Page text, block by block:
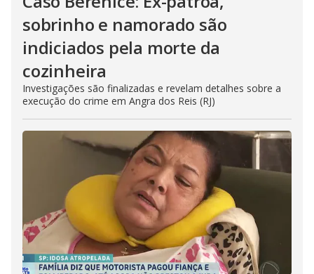
sobrinho e namorado são
indiciados pela morte da
cozinheira
Investigações são finalizadas e revelam detalhes sobre a
execução do crime em Angra dos Reis (RJ)